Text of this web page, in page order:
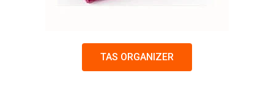
TAS ORGANIZER